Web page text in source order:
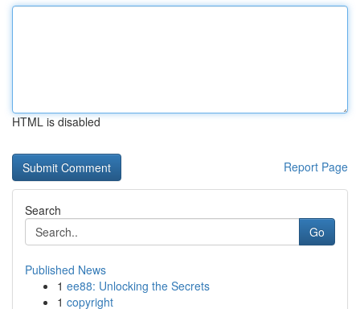
HTML is disabled
Report Page
Search
Go
Published News
1 ee88: Unlocking the Secrets
1 copyright